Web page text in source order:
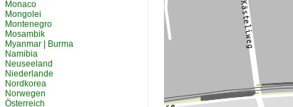
Monaco
Mongolei
Montenegro
Mosambik
Myanmar | Burma
Namibia
Neuseeland
Niederlande
Nordkorea
Norwegen
Österreich